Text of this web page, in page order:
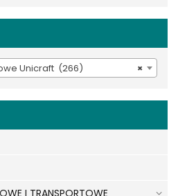
×
Unicraft (266)
I TRANSPORTOWE